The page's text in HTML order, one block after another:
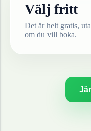
Välj fritt
Det är helt gratis,
om du vill boka.